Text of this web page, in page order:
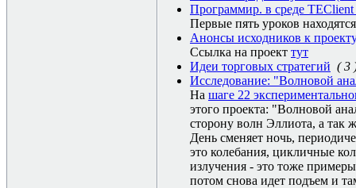
Программир. в среде TEClient
Первые пять уроков
Анонсы исходников к
Ссылка на проект тут
Идеи торговых стратегий ( 3
Исследование: "Волновой
На шаге 22
этого проекта: "Волновой
сторону волн Эллиота, а так
День сменяет ночь,
это колебания, цикличные
излучения - это тоже
потом снова идет подъем и